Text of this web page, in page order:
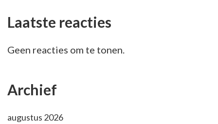
Laatste reacties
Geen reacties om te tonen.
Archief
augustus 2026